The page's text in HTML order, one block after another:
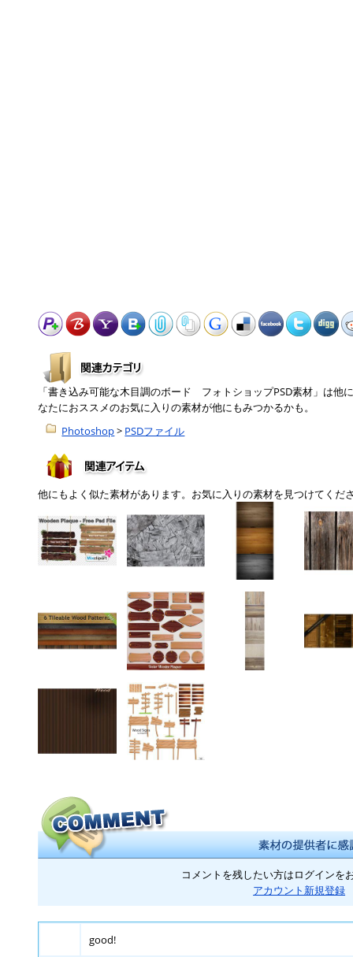
「書き込み可能な木目調のボード フォトショップPSD素材」は他
なたにおススメのお気に入りの素材が他にもみつかるかも。
Photoshop> PSDファイル
他にもよく似た素材があります。お気に入りの素材を見つけてくだ
コメントを残したい方はログインを
アカウント新規登録
good!